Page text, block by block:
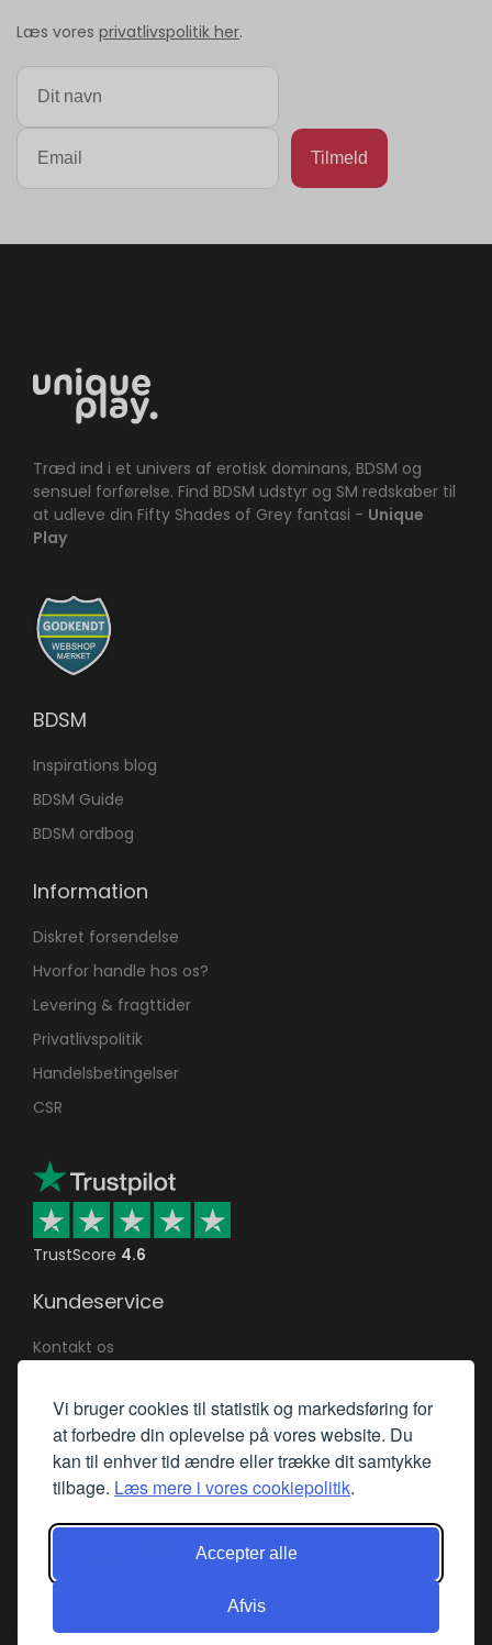
Vi bruger cookies til statistik og markedsføring for
at forbedre din oplevelse på vores website. Du
kan til enhver tid ændre eller trække dit samtykke
tilbage. Læs mere i vores cookiepolitik.
Accepter alle
Afvis
Læs vores privatlivspolitik her.
Træd ind i et univers af erotisk dominans, BDSM og
sensuel forførelse. Find BDSM udstyr og SM redskaber til
at udleve din Fifty Shades of Grey fantasi - Unique
Play
BDSM
Inspirations blog
BDSM Guide
BDSM ordbog
Information
Diskret forsendelse
Hvorfor handle hos os?
Levering & fragttider
Privatlivspolitik
Handelsbetingelser
CSR
TrustScore 4.6
Kundeservice
Kontakt os
Returret & reklamation
Mød os på Facebook
Betalingsmetoder
Copyright © 2002-2024 UniquePlay - v/Joca Online ApS